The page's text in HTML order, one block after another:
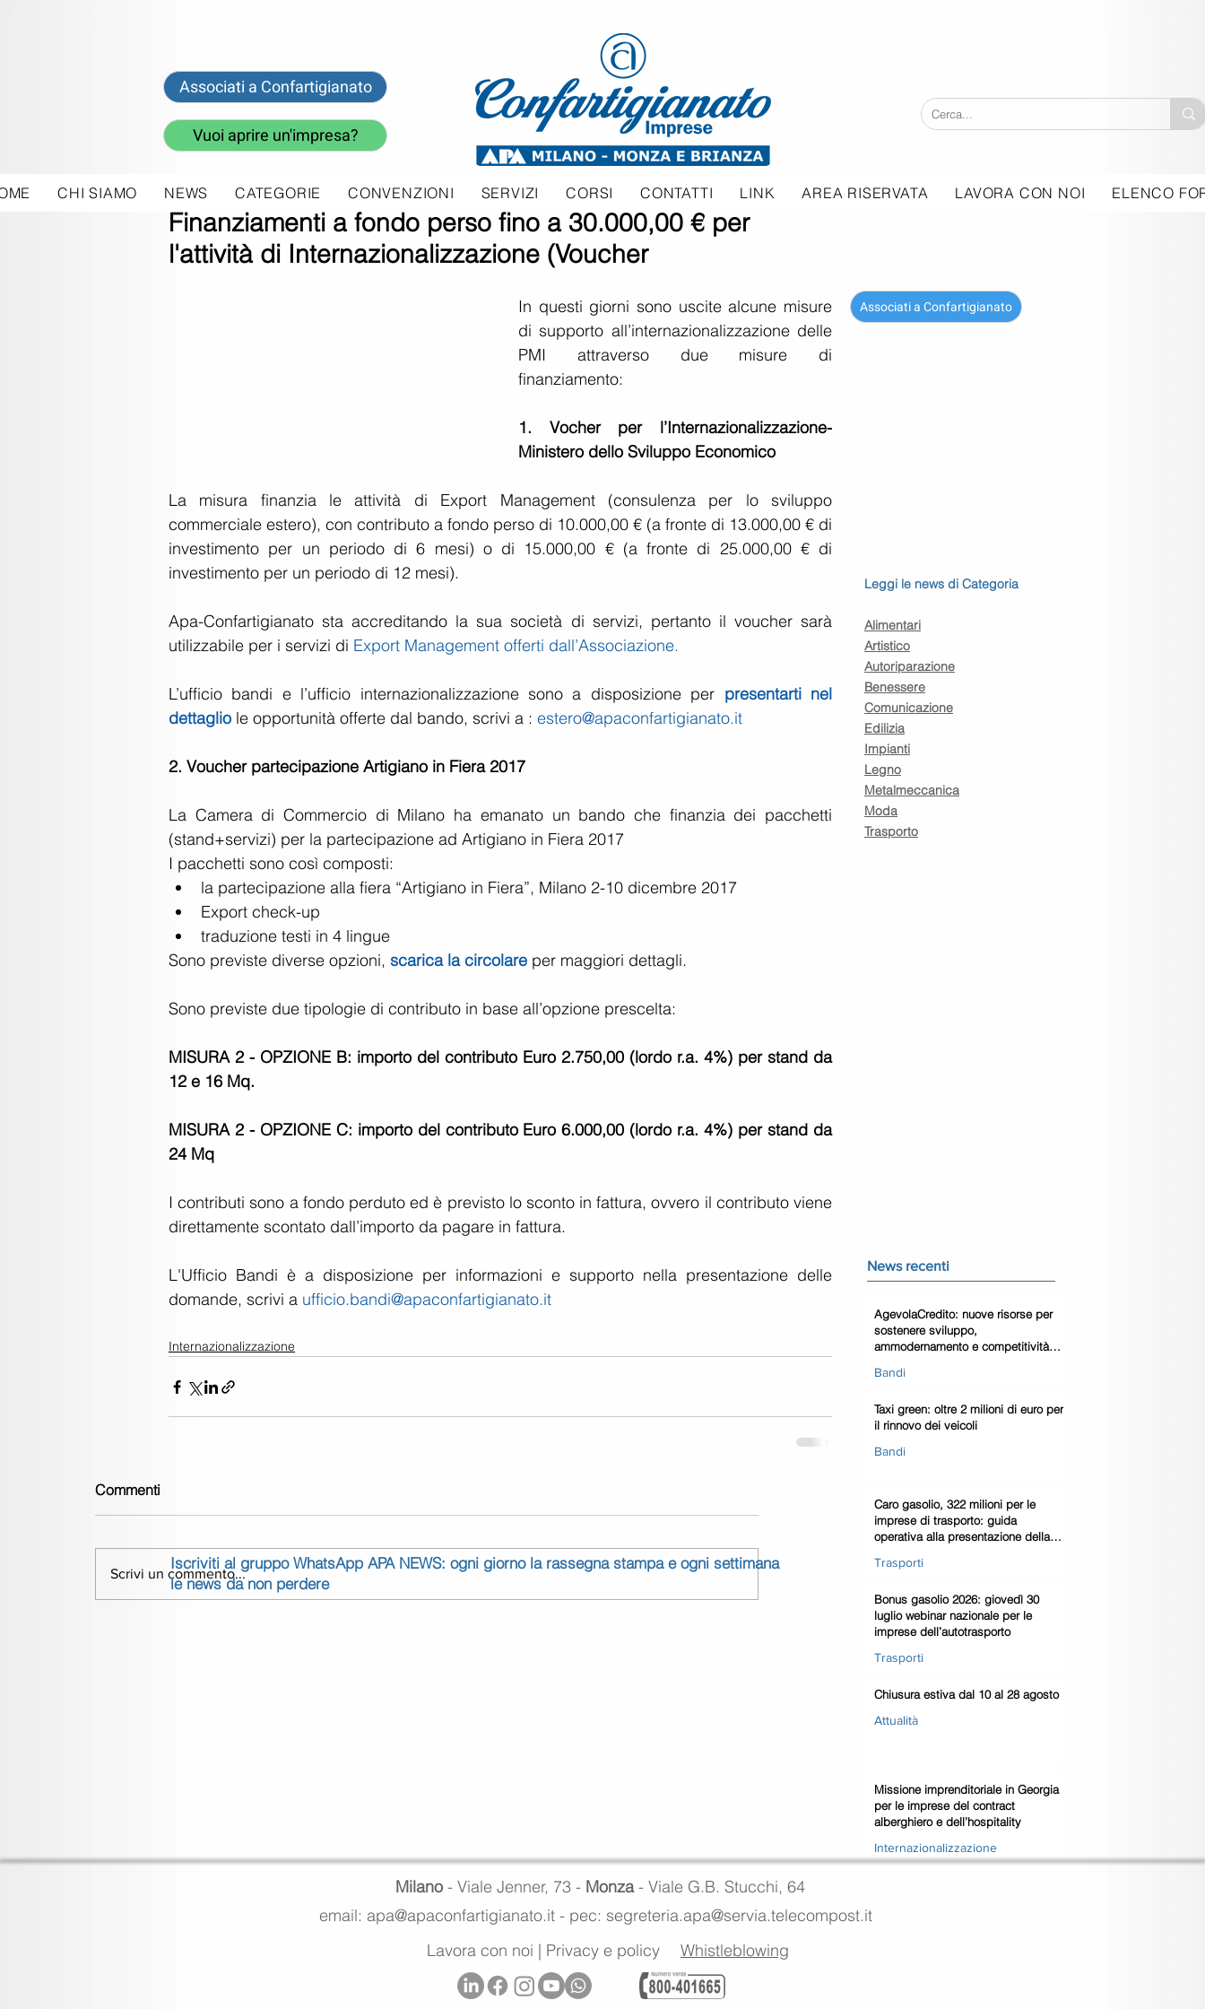
Associati a Confartigianato
Vuoi aprire un'impresa?
CHI SIAMO NEWS CATEGORIE CONVENZIONI SERVIZI CORSI CONTATTI LINK AREA RISERVATA LAVORA CON NOI ELENCO
Finanziamenti a fondo perso fino a 30.000,00 € per
l'attività di Internazionalizzazione (Voucher
5 ott 2017
In questi giorni sono uscite alcune misure
di supporto all’internazionalizzazione delle
PMI attraverso due misure di
finanziamento:
1. Vocher per l’Internazionalizzazione-
Ministero dello Sviluppo Economico
La misura finanzia le attività di Export Management (consulenza per lo sviluppo
commerciale estero), con contributo a fondo perso di 10.000,00 € (a fronte di 13.000,00 € di
investimento per un periodo di 6 mesi) o di 15.000,00 € (a fronte di 25.000,00 € di
investimento per un periodo di 12 mesi).
Apa-Confartigianato sta accreditando la sua società di servizi, pertanto il voucher sarà
utilizzabile per i servizi di Export Management offerti dall’Associazione.
L’ufficio bandi e l’ufficio internazionalizzazione sono a disposizione per presentarti nel
dettaglio le opportunità offerte dal bando, scrivi a : estero@apaconfartigianato.it
2. Voucher partecipazione Artigiano in Fiera 2017
La Camera di Commercio di Milano ha emanato un bando che finanzia dei pacchetti
(stand+servizi) per la partecipazione ad Artigiano in Fiera 2017
I pacchetti sono così composti:
la partecipazione alla fiera “Artigiano in Fiera”, Milano 2-10 dicembre 2017
Export check-up
traduzione testi in 4 lingue
Sono previste diverse opzioni, scarica la circolare per maggiori dettagli.
Sono previste due tipologie di contributo in base all’opzione prescelta:
MISURA 2 - OPZIONE B: importo del contributo Euro 2.750,00 (lordo r.a. 4%) per stand da
12 e 16 Mq.
MISURA 2 - OPZIONE C: importo del contributo Euro 6.000,00 (lordo r.a. 4%) per stand da
24 Mq
I contributi sono a fondo perduto ed è previsto lo sconto in fattura, ovvero il contributo viene
direttamente scontato dall’importo da pagare in fattura.
L'Ufficio Bandi è a disposizione per informazioni e supporto nella presentazione delle
domande, scrivi a ufficio.bandi@apaconfartigianato.it
Internazionalizzazione
Commenti
Scrivi un commento...
Leggi le news di Categoria
Alimentari
Artistico
Autoriparazione
Benessere
Comunicazione
Edilizia
Impianti
Legno
Metalmeccanica
Moda
Trasporto
News recenti
AgevolaCredito: nuove risorse per
sostenere sviluppo,
ammodernamento e competitività
Bandi
Taxi green: oltre 2 milioni di euro per
il rinnovo dei veicoli
Bandi
Caro gasolio, 322 milioni per le
imprese di trasporto: guida
operativa alla presentazione della
Trasporti
Bonus gasolio 2026: giovedì 30
luglio webinar nazionale per le
imprese dell’autotrasporto
Trasporti
Chiusura estiva dal 10 al 28 agosto
Attualità
Missione imprenditoriale in Georgia
per le imprese del contract
alberghiero e dell’hospitality
Internazionalizzazione
Iscriviti al gruppo WhatsApp APA NEWS: ogni giorno la rassegna stampa e ogni settimana
le news da non perdere
Associati a Confartigianato
Milano - Viale Jenner, 73 - Monza- Viale G.B. Stucchi, 64
email: apa@apaconfartigianato.it - pec: segreteria.apa@servia.telecompost.it
Lavora con noi | Privacy e policy Whistleblowing